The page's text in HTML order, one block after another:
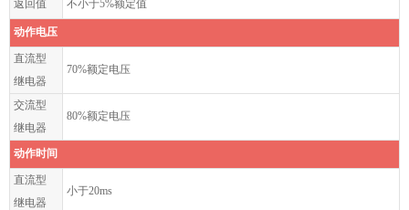
返回值 不小于5%额定值
动作电压
直流型
继电器
70%额定电压
交流型
继电器
80%额定电压
动作时间
直流型
继电器
小于20ms